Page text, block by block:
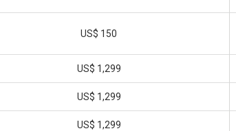
US$ 150
US$ 1,299
US$ 1,299
US$ 1,299